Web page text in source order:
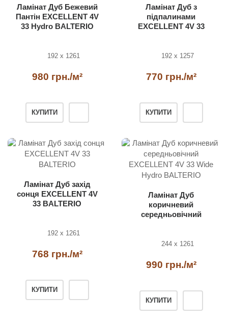
Ламінат Дуб Бежевий
Пантін EXCELLENT 4V
33 Hydro BALTERIO
192 x 1261
980 грн./м²
КУПИТИ
Ламінат Дуб з
підпалинами
EXCELLENT 4V 33
192 x 1257
770 грн./м²
КУПИТИ
Ламінат Дуб захід
сонця EXCELLENT 4V
33 BALTERIO
192 x 1261
768 грн./м²
КУПИТИ
Ламінат Дуб
коричневий
середньовічний
244 x 1261
990 грн./м²
КУПИТИ